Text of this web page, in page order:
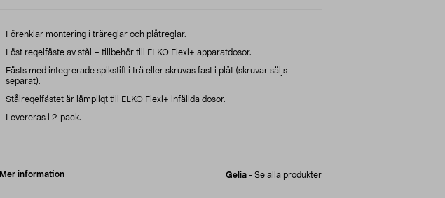
Förenklar montering i träreglar och plåtreglar.
Löst regelfäste av stål – tillbehör till ELKO Flexi+ apparatdosor.
Fästs med integrerade spikstift i trä eller skruvas fast i plåt (skruvar säljs
separat).
Stålregelfästet är lämpligt till ELKO Flexi+ infällda dosor.
Levereras i 2-pack.
Mer information Gelia - Se alla produkter